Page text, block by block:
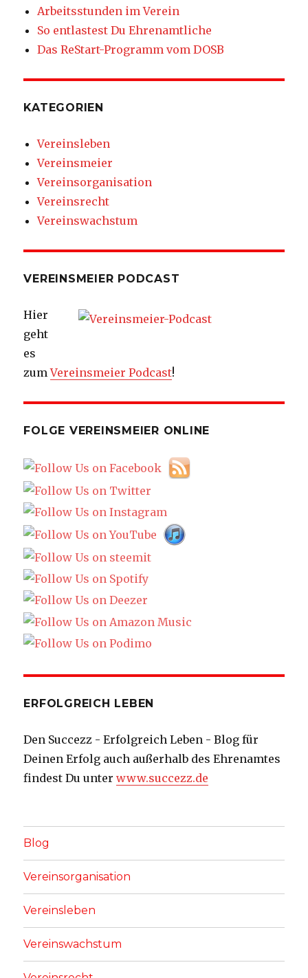
Arbeitsstunden im Verein
So entlastest Du Ehrenamtliche
Das ReStart-Programm vom DOSB
KATEGORIEN
Vereinsleben
Vereinsmeier
Vereinsorganisation
Vereinsrecht
Vereinswachstum
VEREINSMEIER PODCAST
Hier
geht
es
zumVereinsmeier Podcast!
FOLGE VEREINSMEIER ONLINE
ERFOLGREICH LEBEN
Den Succezz - Erfolgreich Leben - Blog für
Deinen Erfolg auch außerhalb des Ehrenamtes
findest Du unterwww.succezz.de
Blog
Vereinsorganisation
Vereinsleben
Vereinswachstum